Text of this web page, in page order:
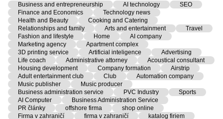
Business and entrepreneurship AI technology
SEO
Finance and Economics
Technology news
Health and Beauty
Cooking and Catering
Relationships and family
Arts and entertainment
Travel
Fashion and lifestyle
Home
AI company
Marketing agency
Apartment complex
3D printing service
Artificial inteligence
Advertising
Life coach
Administrative attorney
Acoustical consultant
Housing development
Company formation
Airstrip
Adult entertainment club
Club
Automation company
Music publisher
Music producer
Business administration service
PVC Industry
Sports
AI Computer
Business Administration Service
PR články
offshore firma
shop online
Firma v zahraničí
firma v zahraničí
katalog firiem